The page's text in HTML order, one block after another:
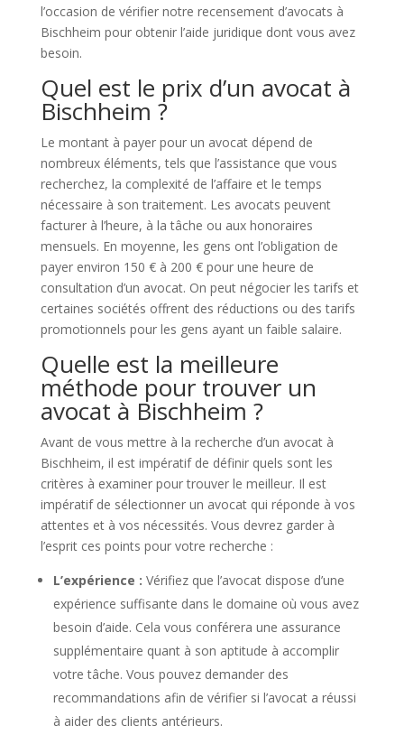
l’occasion de vérifier notre recensement d’avocats à
Bischheim pour obtenir l’aide juridique dont vous avez
besoin.
Quel est le prix d’un avocat à
Bischheim ?
Le montant à payer pour un avocat dépend de
nombreux éléments, tels que l’assistance que vous
recherchez, la complexité de l’affaire et le temps
nécessaire à son traitement. Les avocats peuvent
facturer à l’heure, à la tâche ou aux honoraires
mensuels. En moyenne, les gens ont l’obligation de
payer environ 150 € à 200 € pour une heure de
consultation d’un avocat. On peut négocier les tarifs et
certaines sociétés offrent des réductions ou des tarifs
promotionnels pour les gens ayant un faible salaire.
Quelle est la meilleure
méthode pour trouver un
avocat à Bischheim ?
Avant de vous mettre à la recherche d’un avocat à
Bischheim, il est impératif de définir quels sont les
critères à examiner pour trouver le meilleur. Il est
impératif de sélectionner un avocat qui réponde à vos
attentes et à vos nécessités. Vous devrez garder à
l’esprit ces points pour votre recherche :
L’expérience : Vérifiez que l’avocat dispose d’une
expérience suffisante dans le domaine où vous avez
besoin d’aide. Cela vous conférera une assurance
supplémentaire quant à son aptitude à accomplir
votre tâche. Vous pouvez demander des
recommandations afin de vérifier si l’avocat a réussi
à aider des clients antérieurs.